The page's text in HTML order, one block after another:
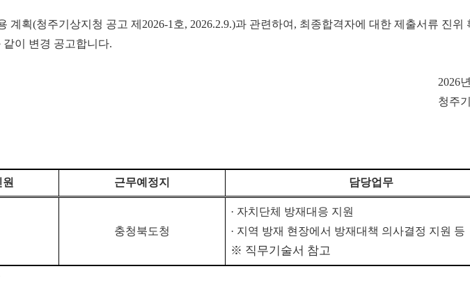
계획(청주기상지청 공고 제2026-1호, 2026.2.9.)과 관련하여, 최종합격자에 대한 제출서류 진위
이 변경 공고합니다.
2026
청주
근무예정지 담당업무
충청북도청
· 자치단체 방재대응 지원
· 지역 방재 현장에서 방재대책 의사결정 지원 등
※ 직무기술서 참고